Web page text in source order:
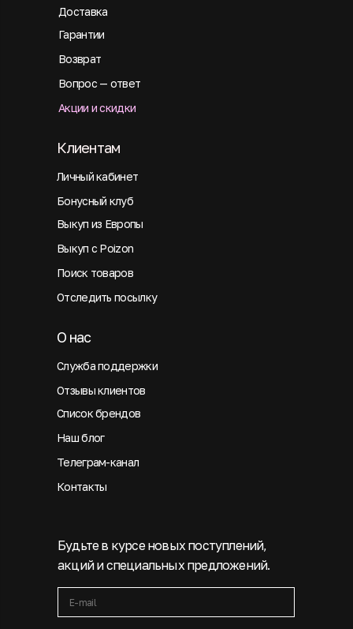
Будьте в курсе новых поступлений,
акций и специальных предложений.
Доставка
Гарантии
Возврат
Вопрос — ответ
Акции и скидки
Личный кабинет
Клиентам
Бонусный клуб
Выкуп из Европы
Выкуп с Poizon
Поиск товаров
Отследить посылку
Служба поддержки
О нас
Отзывы клиентов
Список брендов
Наш блог
Телеграм-канал
Контакты